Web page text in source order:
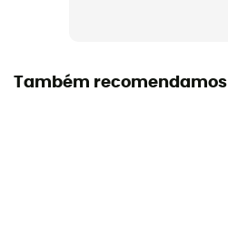
Também recomendamos